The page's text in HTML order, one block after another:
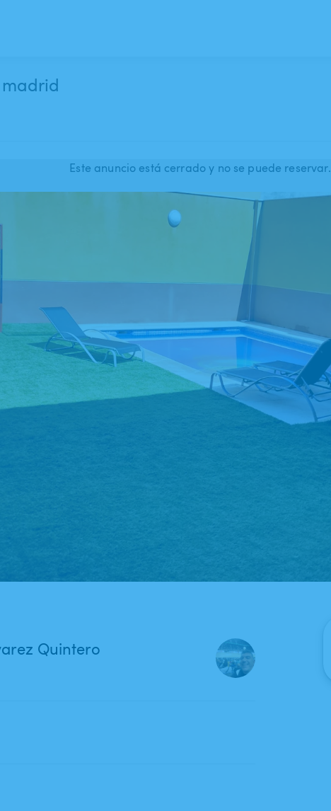
Este anuncio está cerrado y no se puede reservar.
Quintero